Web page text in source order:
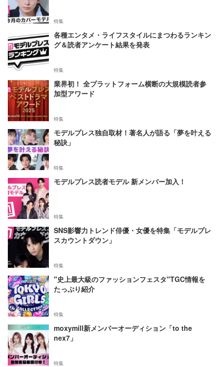
特集
各種エンタメ・ライフスタイルにまつわるランキン
グ＆読者アンケート結果を発表
特集
業界初！ 全プラットフォーム横断の大規模読者参
加型アワード
特集
モデルプレス独自取材！著名人が語る「夢を叶える
秘訣」
特集
モデルプレス読者モデル 新メンバー加入！
特集
SNS影響力トレンド俳優・女優を特集「モデルプレ
スカウントダウン」
特集
"史上最大級のファッションフェスタ"TGC情報を
たっぷり紹介
特集
moxymill新メンバーオーディション「to the
nex7」
特集